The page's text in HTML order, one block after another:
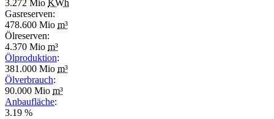
3.272 Mio KWh
Gasreserven:
478.600 Mio m³
Ölreserven:
4.370 Mio m³
Ölproduktion:
381.000 Mio m³
Ölverbrauch:
90.000 Mio m³
Anbaufläche:
3.19 %